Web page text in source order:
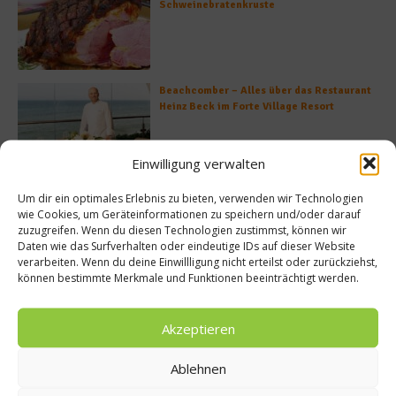
Einwilligung verwalten
Um dir ein optimales Erlebnis zu bieten, verwenden wir Technologien
wie Cookies, um Geräteinformationen zu speichern und/oder darauf
zuzugreifen. Wenn du diesen Technologien zustimmst, können wir
Daten wie das Surfverhalten oder eindeutige IDs auf dieser Website
verarbeiten. Wenn du deine Einwillligung nicht erteilst oder zurückziehst,
können bestimmte Merkmale und Funktionen beeinträchtigt werden.
Akzeptieren
Ablehnen
Schweinebratenkruste
Beachcomber – Alles über das Restaurant
Heinz Beck im Forte Village Resort
Was ist der Unterschied zwischen Limonen
und Limetten?
Empfohlen